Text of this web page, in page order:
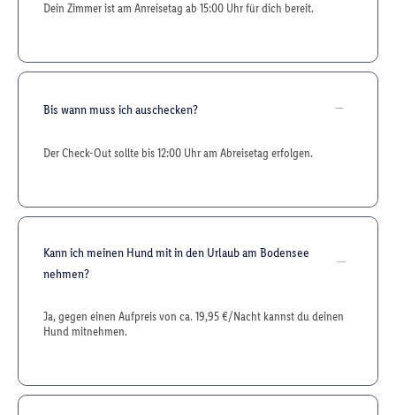
Dein Zimmer ist am Anreisetag ab 15:00 Uhr für dich bereit.
Bis wann muss ich auschecken?
Der Check-Out sollte bis 12:00 Uhr am Abreisetag erfolgen.
Kann ich meinen Hund mit in den Urlaub am Bodensee
nehmen?
Ja, gegen einen Aufpreis von ca. 19,95 €/Nacht kannst du deinen
Hund mitnehmen.